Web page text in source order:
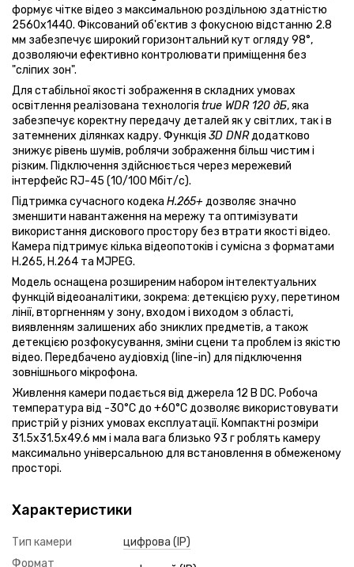
формує чітке відео з максимальною роздільною здатністю
2560x1440. Фіксований об'єктив з фокусною відстанню 2.8
мм забезпечує широкий горизонтальний кут огляду 98°,
дозволяючи ефективно контролювати приміщення без
"сліпих зон".
Для стабільної якості зображення в складних умовах
освітлення реалізована технологія true WDR 120 дБ, яка
забезпечує коректну передачу деталей як у світлих, так і в
затемнених ділянках кадру. Функція 3D DNRдодатково
знижує рівень шумів, роблячи зображення більш чистим і
різким. Підключення здійснюється через мережевий
інтерфейс RJ-45 (10/100 Мбіт/с).
Підтримка сучасного кодека H.265+ дозволяє значно
зменшити навантаження на мережу та оптимізувати
використання дискового простору без втрати якості відео.
Камера підтримує кілька відеопотоків і сумісна з форматами
H.265, H.264 та MJPEG.
Модель оснащена розширеним набором інтелектуальних
функцій відеоаналітики, зокрема: детекцією руху, перетином
лінії, вторгненням у зону, входом і виходом з області,
виявленням залишених або зниклих предметів, а також
детекцією розфокусування, зміни сцени та проблем із якістю
відео. Передбачено аудіовхід (line-in) для підключення
зовнішнього мікрофона.
Живлення камери подається від джерела 12 В DC. Робоча
температура від -30°C до +60°C дозволяє використовувати
пристрій у різних умовах експлуатації. Компактні розміри
31.5x31.5x49.6 мм і мала вага близько 93 г роблять камеру
максимально універсальною для встановлення в обмеженому
просторі.
Характеристики
Тип камери
цифрова (IP)
Формат